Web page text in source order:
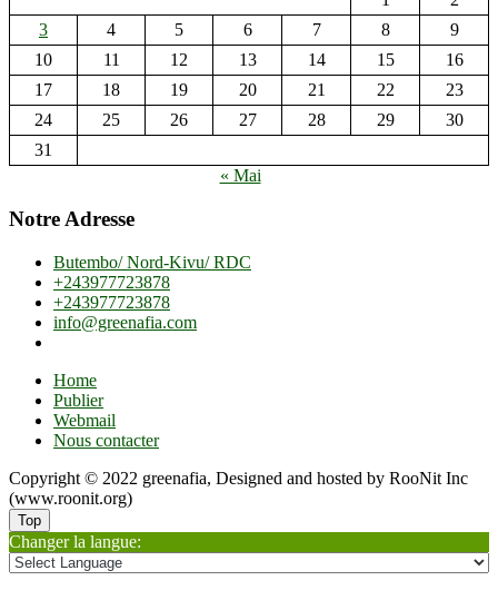
3
4 5 6 7 8
9
10
11 12 13 14 15
16
17
18 19 20 21 22
23
24
25 26 27 28 29
30
31
« Mai
Notre Adresse
Butembo/ Nord-Kivu/ RDC
+243977723878
+243977723878
info@greenafia.com
Home
Publier
Webmail
Nous contacter
Copyright © 2022 greenafia, Designed and hosted by RooNit Inc
(www.roonit.org)
Top
Changer la langue: